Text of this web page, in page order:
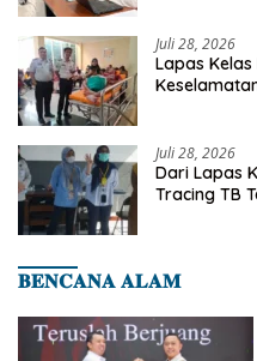
Juli 28, 2026
Lapas
Juli 28, 2026
Dari Lapas
Tracing TB
𝐁𝐄𝐍𝐂𝐀𝐍𝐀 𝐀𝐋𝐀𝐌